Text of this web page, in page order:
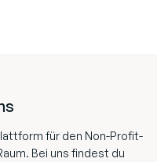
für den Non-Profit-
Bei uns findest du